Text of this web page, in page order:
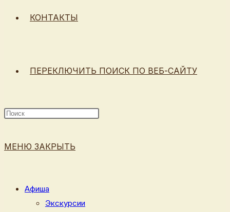
КОНТАКТЫ
ПЕРЕКЛЮЧИТЬ ПОИСК ПО ВЕБ-САЙТУ
МЕНЮ ЗАКРЫТЬ
Афиша
Экскурсии